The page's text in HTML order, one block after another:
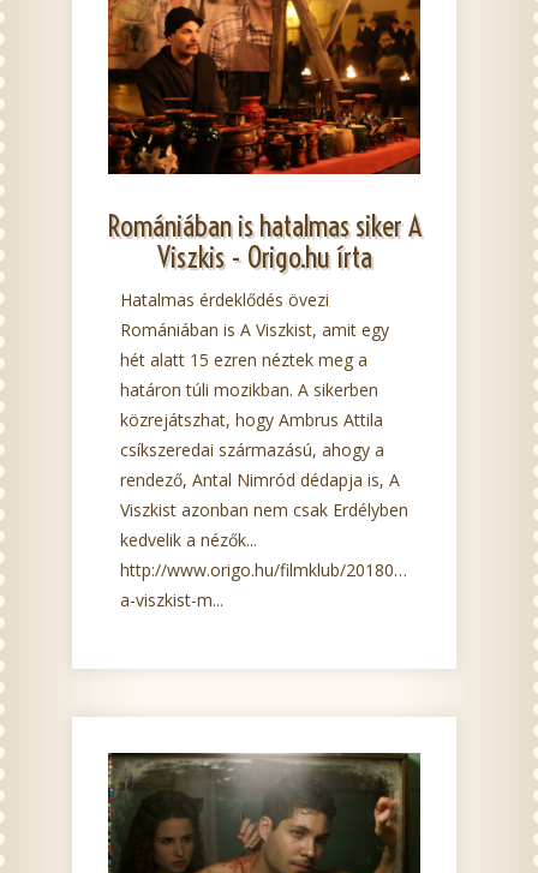
Romániában is hatalmas siker A
Viszkis - Origo.hu írta
Hatalmas érdeklődés övezi
Romániában is A Viszkist, amit egy
hét alatt 15 ezren néztek meg a
határon túli mozikban. A sikerben
közrejátszhat, hogy Ambrus Attila
csíkszeredai származású, ahogy a
rendező, Antal Nimród dédapja is, A
Viszkist azonban nem csak Erdélyben
kedvelik a nézők...
http://www.origo.hu/filmklub/20180202-
a-viszkist-m...